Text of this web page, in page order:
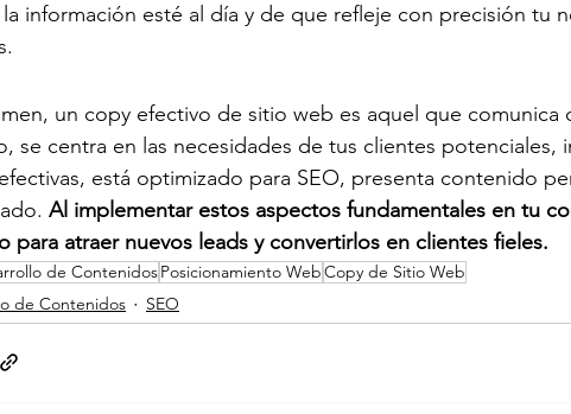
información esté al día y de que refleje con precisión tu
un copy efectivo de sitio web es aquel que comunica
se centra en las necesidades de tus clientes potenciales,
está optimizado para SEO, presenta contenido
Al implementar estos aspectos fundamentales en tu
para atraer nuevos leads y convertirlos en clientes fieles.
de ContenidosPosicionamiento WebCopy de Sitio Web
de Contenidos
SEO